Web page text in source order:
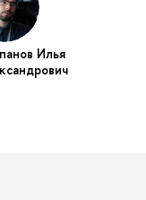
Илья